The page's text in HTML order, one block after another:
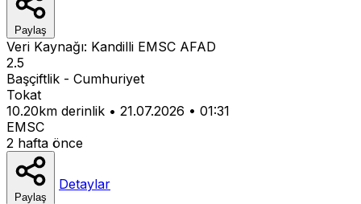
Paylaş
Veri Kaynağı: Kandilli EMSC AFAD
2.5
Başçiftlik - Cumhuriyet
Tokat
10.20km derinlik • 21.07.2026 • 01:31
EMSC
2 hafta önce
Paylaş
Detaylar